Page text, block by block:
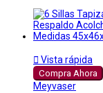
 Vista rápida
Compra Ahora
Meyvaser